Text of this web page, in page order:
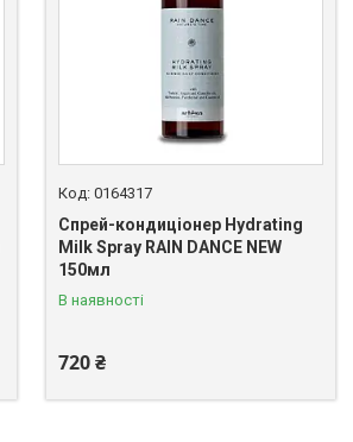
0164317
Спрей-кондиціонер Hydrating
Milk Spray RAIN DANCE NEW
150мл
В наявності
720 ₴